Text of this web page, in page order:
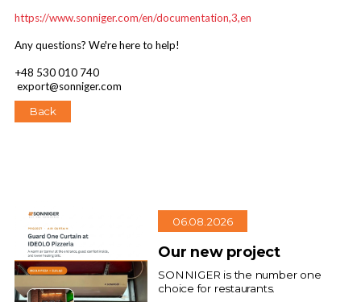
https://www.sonniger.com/en/documentation,3,en
Any questions? We're here to help!
+48 530 010 740
export@sonniger.com
Back
06.08.2026
Our new project
SONNIGER is the number one
choice for restaurants.